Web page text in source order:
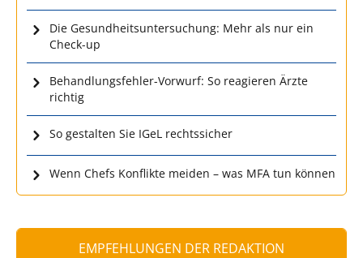
Die Gesundheitsuntersuchung: Mehr als nur ein
Check-up
Behandlungsfehler-Vorwurf: So reagieren Ärzte
richtig
So gestalten Sie IGeL rechtssicher
Wenn Chefs Konflikte meiden – was MFA tun können
EMPFEHLUNGEN DER REDAKTION